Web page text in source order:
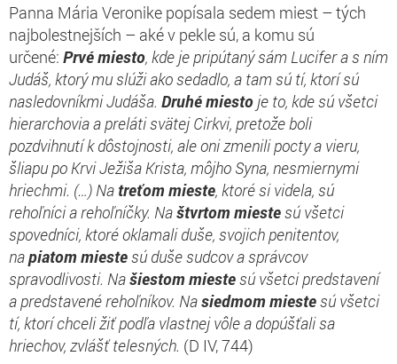
Panna Mária Veronike popísala sedem miest – tých
najbolestnejších – aké v pekle sú, a komu sú
určené: Prvé miesto, kde je pripútaný sám Lucifer a s ním
Judáš, ktorý mu slúži ako sedadlo, a tam sú tí, ktorí sú
nasledovníkmi Judáša. Druhé miestoje to, kde sú všetci
hierarchovia a preláti svätej Cirkvi, pretože boli
pozdvihnutí k dôstojnosti, ale oni zmenili pocty a vieru,
šliapu po Krvi Ježiša Krista, môjho Syna, nesmiernymi
hriechmi. (…) Na treťom mieste, ktoré si videla, sú
rehoľníci a rehoľníčky. Naštvrtom miestesú všetci
spovedníci, ktoré oklamali duše, svojich penitentov,
napiatom miestesú duše sudcov a správcov
spravodlivosti. Našiestom miestesú všetci predstavení
a predstavené rehoľníkov. Nasiedmom miestesú všetci
tí, ktorí chceli žiť podľa vlastnej vôle a dopúšťali sa
hriechov, zvlášť telesných. (D IV, 744)